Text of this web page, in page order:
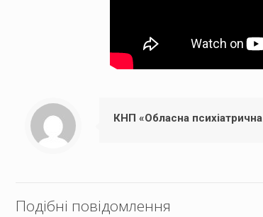
КНП «Обласна
Подібні повідомлення